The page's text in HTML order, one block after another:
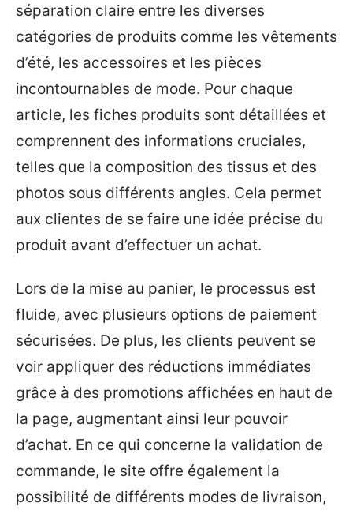
séparation claire entre les diverses
catégories de produits comme les vêtements
d’été, les accessoires et les pièces
incontournables de mode. Pour chaque
article, les fiches produits sont détaillées et
comprennent des informations cruciales,
telles que la composition des tissus et des
photos sous différents angles. Cela permet
aux clientes de se faire une idée précise du
produit avant d’effectuer un achat.
Lors de la mise au panier, le processus est
fluide, avec plusieurs options de paiement
sécurisées. De plus, les clients peuvent se
voir appliquer des réductions immédiates
grâce à des promotions affichées en haut de
la page, augmentant ainsi leur pouvoir
d’achat. En ce qui concerne la validation de
commande, le site offre également la
possibilité de différents modes de livraison,